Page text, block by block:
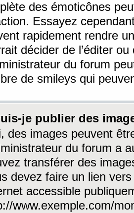
des émoticônes
Essayez
rapidement rendre
décider de l’éditer
du forum
de smileys qui
je publier des
des images peuvent
du forum a
transférer des
devez faire un lien
accessible
www.exemple.com/